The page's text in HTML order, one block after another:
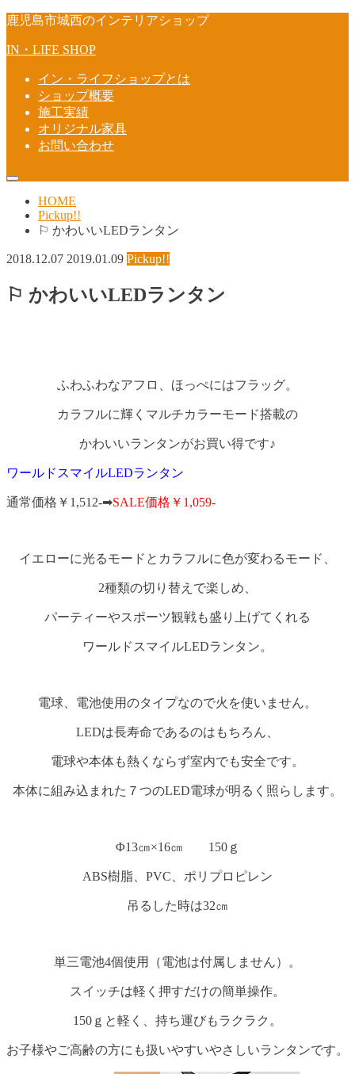
鹿児島市城西のインテリアショップ
IN・LIFE SHOP
イン・ライフショップとは
ショップ概要
施工実績
オリジナル家具
お問い合わせ
HOME
Pickup!!
⚐ かわいいLEDランタン
2018.12.07 2019.01.09 Pickup!!
⚐ かわいいLEDランタン
ふわふわなアフロ、ほっぺにはフラッグ。
カラフルに輝くマルチカラーモード搭載の
かわいいランタンがお買い得です♪
ワールドスマイルLEDランタン
通常価格￥1,512-➡SALE価格￥1,059-
イエローに光るモードとカラフルに色が変わるモード、
2種類の切り替えで楽しめ、
パーティーやスポーツ観戦も盛り上げてくれる
ワールドスマイルLEDランタン。
電球、電池使用のタイプなので火を使いません。
LEDは長寿命であるのはもちろん、
電球や本体も熱くならず室内でも安全です。
本体に組み込まれた７つのLED電球が明るく照らします。
Φ13㎝×16㎝ 150ｇ
ABS樹脂、PVC、ポリプロピレン
吊るした時は32㎝
単三電池4個使用（電池は付属しません）。
スイッチは軽く押すだけの簡単操作。
150ｇと軽く、持ち運びもラクラク。
お子様やご高齢の方にも扱いやすいやさしいランタンです。